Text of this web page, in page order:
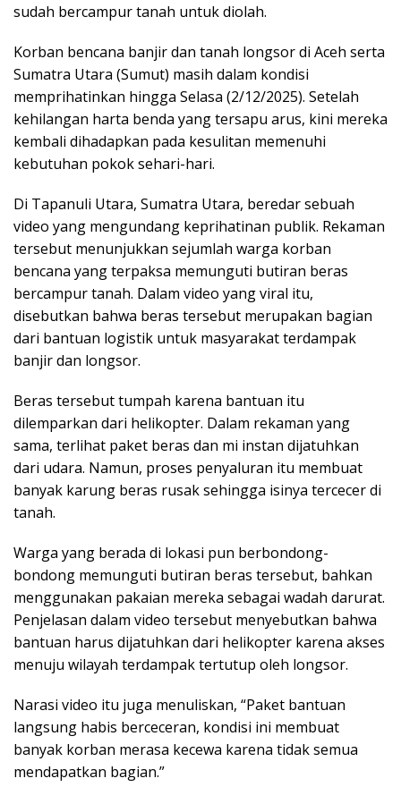
sudah bercampur tanah untuk diolah.
Korban bencana banjir dan tanah longsor di Aceh serta
Sumatra Utara (Sumut) masih dalam kondisi
memprihatinkan hingga Selasa (2/12/2025). Setelah
kehilangan harta benda yang tersapu arus, kini mereka
kembali dihadapkan pada kesulitan memenuhi
kebutuhan pokok sehari-hari.
Di Tapanuli Utara, Sumatra Utara, beredar sebuah
video yang mengundang keprihatinan publik. Rekaman
tersebut menunjukkan sejumlah warga korban
bencana yang terpaksa memunguti butiran beras
bercampur tanah. Dalam video yang viral itu,
disebutkan bahwa beras tersebut merupakan bagian
dari bantuan logistik untuk masyarakat terdampak
banjir dan longsor.
Beras tersebut tumpah karena bantuan itu
dilemparkan dari helikopter. Dalam rekaman yang
sama, terlihat paket beras dan mi instan dijatuhkan
dari udara. Namun, proses penyaluran itu membuat
banyak karung beras rusak sehingga isinya tercecer di
tanah.
Warga yang berada di lokasi pun berbondong-
bondong memunguti butiran beras tersebut, bahkan
menggunakan pakaian mereka sebagai wadah darurat.
Penjelasan dalam video tersebut menyebutkan bahwa
bantuan harus dijatuhkan dari helikopter karena akses
menuju wilayah terdampak tertutup oleh longsor.
Narasi video itu juga menuliskan, “Paket bantuan
langsung habis berceceran, kondisi ini membuat
banyak korban merasa kecewa karena tidak semua
mendapatkan bagian.”